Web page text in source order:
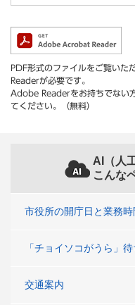
PDF形式のファイルをご覧い
Readerが必要です。
Adobe Readerをお持ちでない
てください。（無料）
AI（人
こんな
市役所の開庁日と業務時
「チョイソコがうら」
交通案内